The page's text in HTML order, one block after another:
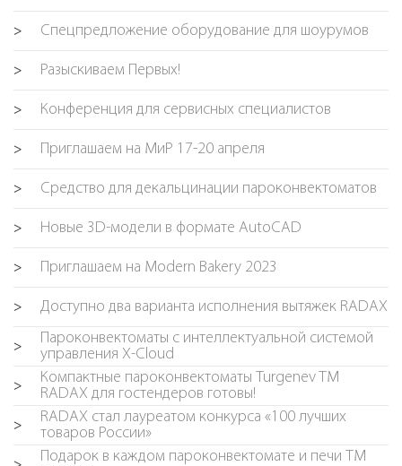
> Спецпредложение оборудование для шоурумов
> Разыскиваем Первых!
> Конференция для сервисных специалистов
> Приглашаем на МиР 17-20 апреля
> Средство для декальцинации пароконвектоматов
> Новые 3D-модели в формате AutoCAD
> Приглашаем на Modern Bakery 2023
> Доступно два варианта исполнения вытяжек RADAX
>
Пароконвектоматы с интеллектуальной системой
управления X-Cloud
>
Компактные пароконвектоматы Turgenev TM
RADAX для гостендеров готовы!
>
RADAX стал лауреатом конкурса «100 лучших
товаров России»
Подарок в каждом пароконвектомате и печи TM